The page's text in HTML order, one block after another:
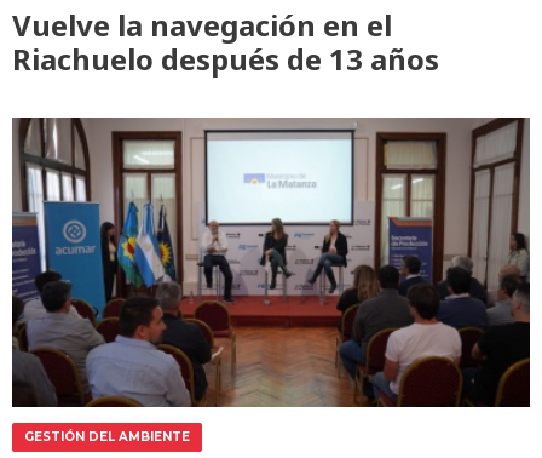
Vuelve la navegación en el
Riachuelo después de 13 años
GESTIÓN DEL AMBIENTE